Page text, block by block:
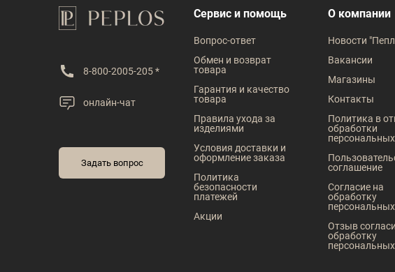
8-800-2005-205 *
онлайн-чат
Задать вопрос
Сервис и помощь
Вопрос-ответ
Обмен и возврат
товара
Гарантия и качество
товара
Правила ухода за
изделиями
Условия доставки и
оформление заказа
Политика
безопасности
платежей
Акции
О компании
Новости
Вакансии
Магазины
Контакты
Политика в
обработки
соглашение
Согласие на
обработку
Отзыв
обработку